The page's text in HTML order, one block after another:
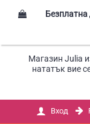
Магазин Julia
нататък вие
Вход